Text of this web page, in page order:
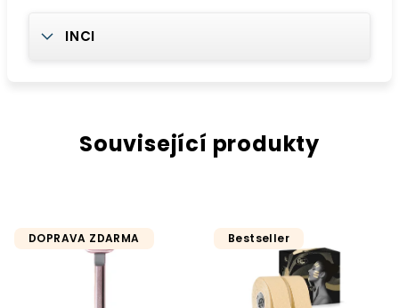
INCI
Související produkty
DOPRAVA ZDARMA Bestseller